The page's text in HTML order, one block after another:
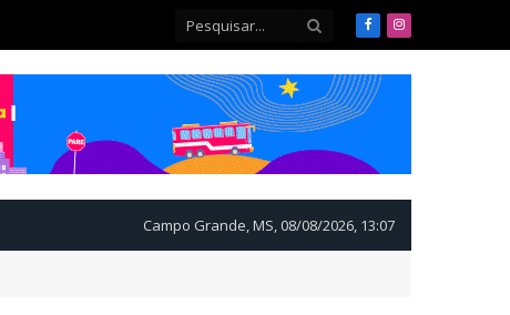
FacebookInstagram
Campo Grande, MS, 08/08/2026, 13:07